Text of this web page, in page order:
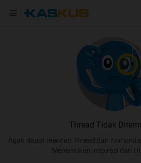
Thread Tidak
Agan dapat mencari Thread dan
Menemukan inspirasi dari